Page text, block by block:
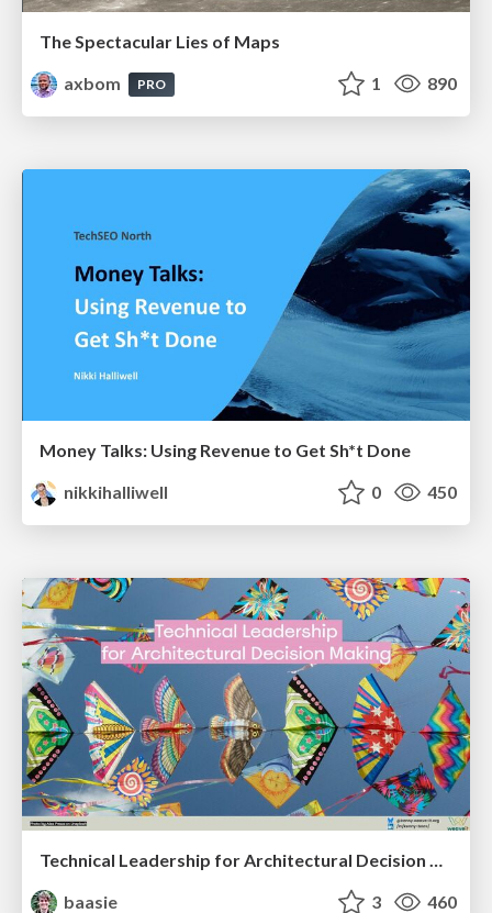
The Spectacular Lies of Maps
axbom
PRO 1 890
Money Talks: Using Revenue to Get Sh*t Done
nikkihalliwell
0 450
Technical Leadership for Architectural Decision Making
baasie
3 460